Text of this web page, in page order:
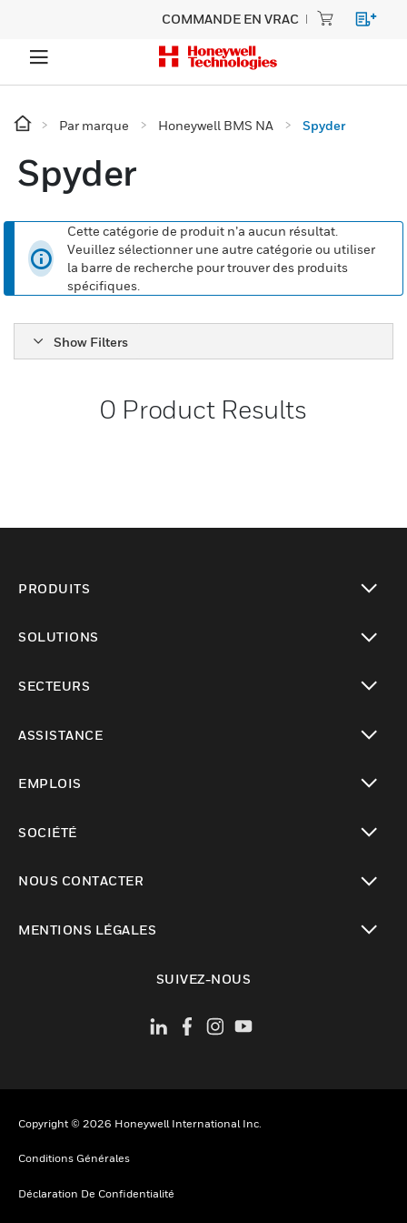
COMMANDE EN VRAC
Par marque Honeywell BMS NA Spyder
Spyder
Cette catégorie de produit n’a aucun résultat.
Veuillez sélectionner une autre catégorie ou utiliser
la barre de recherche pour trouver des produits
spécifiques.
Show Filters
0 Product Results
PRODUITS
SOLUTIONS
SECTEURS
ASSISTANCE
EMPLOIS
SOCIÉTÉ
NOUS CONTACTER
MENTIONS LÉGALES
SUIVEZ-NOUS
Copyright © 2026 Honeywell International Inc.
Conditions Générales
Déclaration De Confidentialité